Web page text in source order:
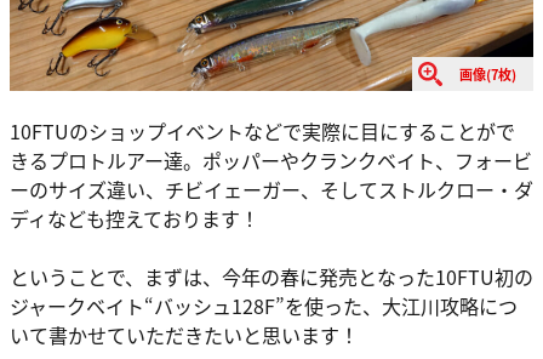
画像(7枚)
10FTUのショップイベントなどで実際に目にすることがで
きるプロトルアー達。ポッパーやクランクベイト、フォービ
ーのサイズ違い、チビイェーガー、そしてストルクロー・ダ
ディなども控えております！
ということで、まずは、今年の春に発売となった10FTU初の
ジャークベイト“バッシュ128F”を使った、大江川攻略につ
いて書かせていただきたいと思います！